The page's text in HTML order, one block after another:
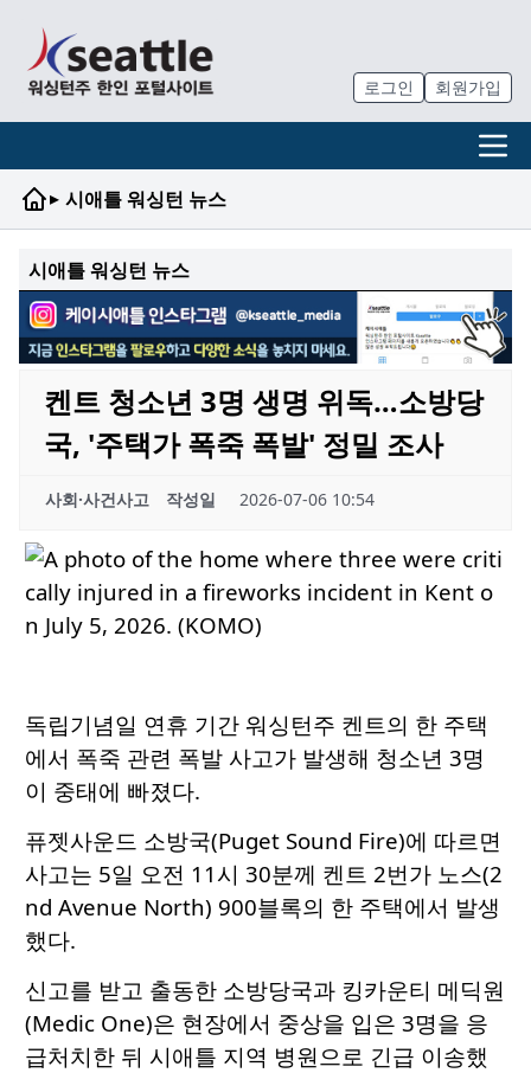
로그인 회원가입
▸ 시애틀 워싱턴 뉴스
시애틀 워싱턴 뉴스
켄트 청소년 3명 생명 위독…소방당
국, '주택가 폭죽 폭발' 정밀 조사
사회·사건사고 작성일 2026-07-06 10:54
독립기념일 연휴 기간 워싱턴주 켄트의 한 주택
에서 폭죽 관련 폭발 사고가 발생해 청소년 3명
이 중태에 빠졌다.
퓨젯사운드 소방국(Puget Sound Fire)에 따르면
사고는 5일 오전 11시 30분께 켄트 2번가 노스(2
nd Avenue North) 900블록의 한 주택에서 발생
했다.
신고를 받고 출동한 소방당국과 킹카운티 메딕원
(Medic One)은 현장에서 중상을 입은 3명을 응
급처치한 뒤 시애틀 지역 병원으로 긴급 이송했